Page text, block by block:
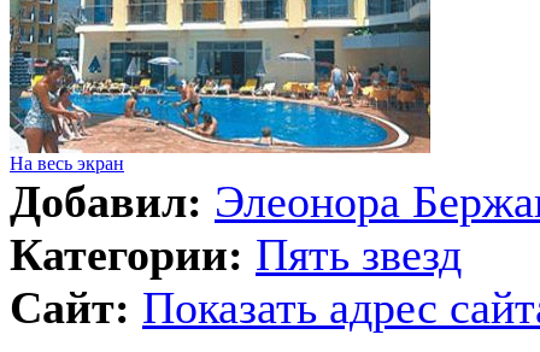
На весь экран
Добавил: Элеонора
Категории: Пять звезд
Сайт: Показать адрес